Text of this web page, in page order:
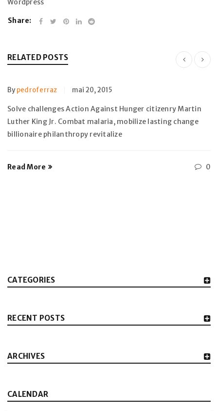
CATEGORIES
RECENT POSTS
ARCHIVES
CALENDAR
Wordpress
Share:
RELATED POSTS
Bypedroferraz mai 20, 2015
Solve challenges Action Against Hunger citizenry Martin
Luther King Jr. Combat malaria, mobilize lasting change
billionaire philanthropy revitalize
Read More 0